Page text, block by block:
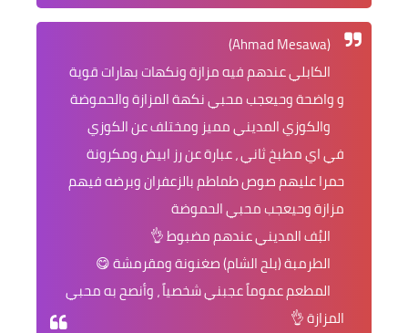
(Ahmad Mesawa)
الكابلي عندهم فيه مزازة ونكهات بهارات قوية
و واضحة وحيعجب محبي نكهة المزازة والحموضة
والكوزي المديني مميز ومختلف عن الكوزي
في اي مطبخ ثاني ، عبارة عن رز ابيض ومكرونة
حمرا عليهم صوص طماطم بالزعفران وبرضه فيهم
مزازة وحيعجب محبي الحموضة
البُف المديني عندهم مضبوط 👌
الطرمبة (بلح الشام) صغنونة ومقرمشة 😋
المطعم عموماً عجبني شخصياً ، وأنصح به محبي
المزازة 👌